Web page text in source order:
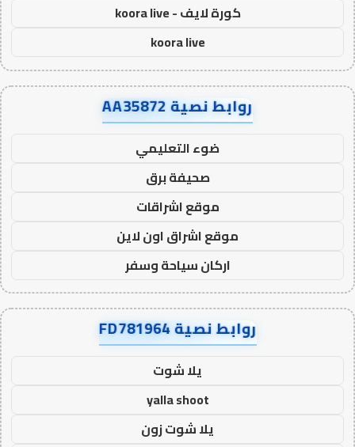
كورة لايف - koora live
koora live
روابط نصية AA35872
ضوء التعليمي
صحيفة برق
موقع اشراقات
موقع اشراق اون لاين
اركان سياحة وسفر
روابط نصية FD781964
يلا شوت
yalla shoot
يلا شوت زون